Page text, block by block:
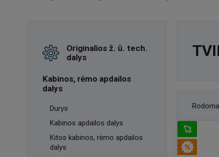
Originalios ž. ū. tech.
dalys
Kabinos, rėmo apdailos
dalys
Durys
Kabinos apdailos dalys
Kitos kabinos, rėmo apdailos
dalys